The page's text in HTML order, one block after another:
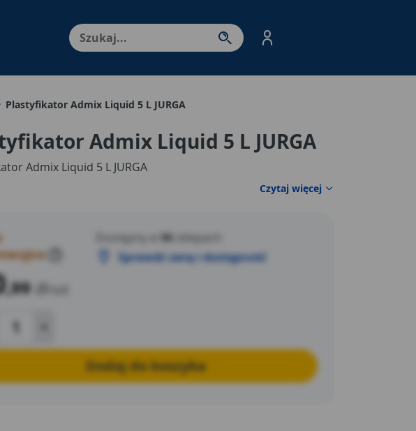
nawigacja: Enter - przejdź do strony produktów. Spacja – otwórz/
Plastyfikator Admix Liquid 5 L JURGA
Admix Liquid 5 L JURGA
Admix Liquid 5 L JURGA
Czytaj więcej
,99 zł /szt
Dostępny w 96 sklepach
Sprawdź cenę i dostępność
Dodaj do koszyka